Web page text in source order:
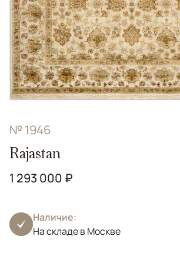
№ 1946
Rajastan
1 293 000 ₽
Наличие:
На складе в Москве